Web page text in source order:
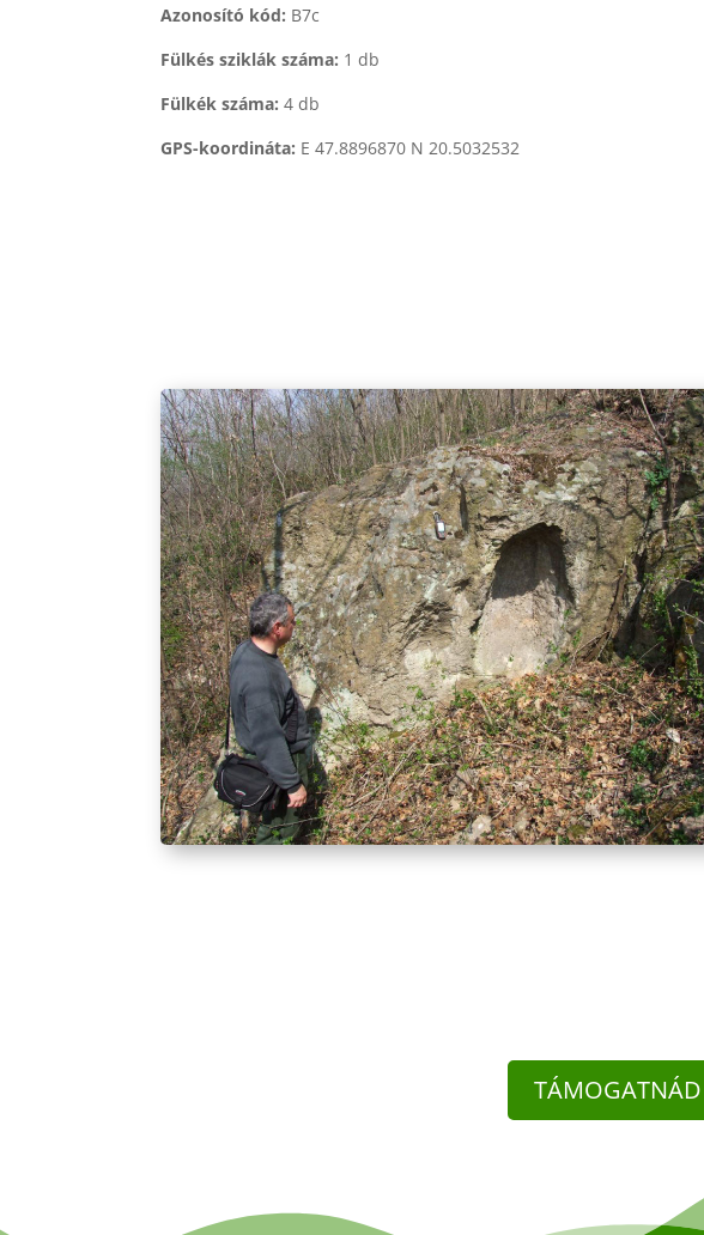
Azonosító kód: B7c
Fülkés sziklák száma: 1 db
Fülkék száma:4 db
GPS-koordináta: E 47.8896870 N 20.5032532
TÁMOGATNÁD